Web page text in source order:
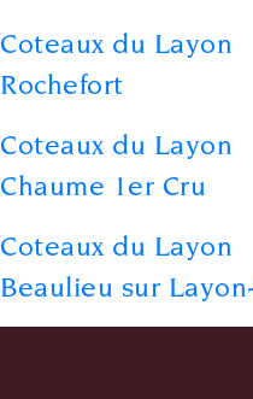
Coteaux du Layon
Rochefort
Coteaux du Layon
Chaume 1er Cru
Coteaux du Layon
Beaulieu sur